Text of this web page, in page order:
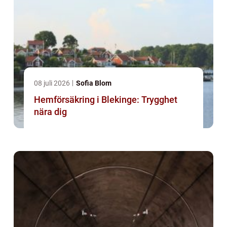
08 juli 2026 Sofia Blom
Hemförsäkring i Blekinge: Trygghet
nära dig